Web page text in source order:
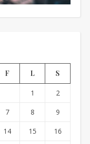
F L S
1 2
7 8 9
14 15 16